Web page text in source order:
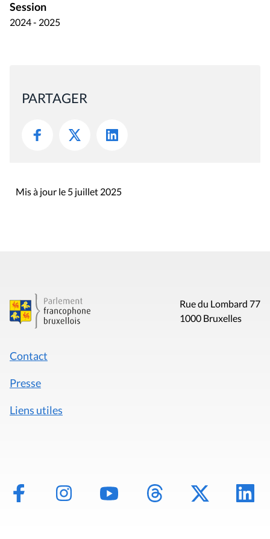
Session
2024 - 2025
PARTAGER
Mis à jour le 5 juillet 2025
Rue du Lombard 77
1000 Bruxelles
Contact
Presse
Liens utiles